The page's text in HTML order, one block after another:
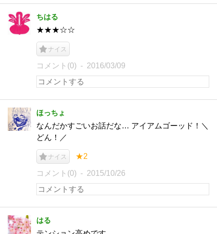
ちはる
★★★☆☆
ナイス
コメント(0) 2016/03/09
ほっちょ
なんだかすごいお話だな… アイアムゴーッド！＼
どん！／
ナイス ★2
コメント(0) 2015/10/26
はる